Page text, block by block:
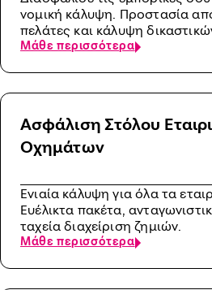
νομική κάλυψη. Προστασία
πελάτες και κάλυψη
Μάθε περισσότερα
Ασφάλιση Στόλου
Οχημάτων
Ενιαία κάλυψη για όλα τα
Ευέλικτα πακέτα,
ταχεία διαχείριση ζημιών.
Μάθε περισσότερα